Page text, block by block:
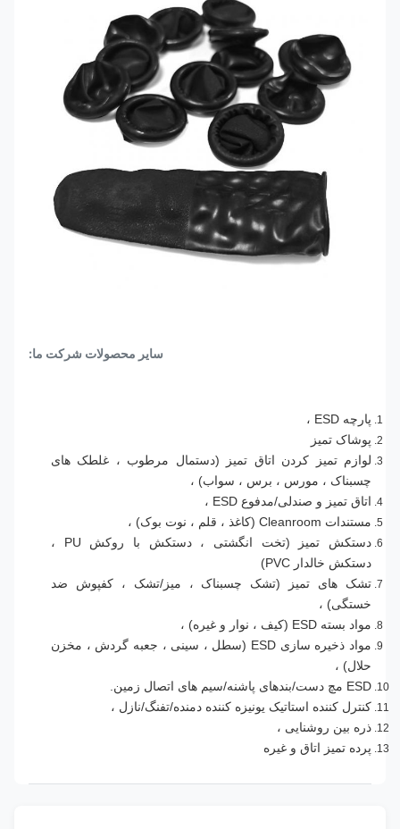
سایر محصولات شرکت ما:
پارچه ESD ،
پوشاک تمیز
لوازم تمیز کردن اتاق تمیز (دستمال مرطوب ، غلطک های
چسبناک ، مورس ، برس ، سواب) ،
اتاق تمیز و صندلی/مدفوع ESD ،
مستندات Cleanroom (کاغذ ، قلم ، نوت بوک) ،
دستکش تمیز (تخت انگشتی ، دستکش با روکش PU ،
دستکش خالدار PVC)
تشک های تمیز (تشک چسبناک ، میز/تشک ، کفپوش ضد
خستگی) ،
مواد بسته ESD (کیف ، نوار و غیره) ،
مواد ذخیره سازی ESD (سطل ، سینی ، جعبه گردش ، مخزن
حلال) ،
ESD مچ دست/بندهای پاشنه/سیم های اتصال زمین.
کنترل کننده استاتیک یونیزه کننده دمنده/تفنگ/نازل ،
ذره بین روشنایی ،
پرده تمیز اتاق و غیره